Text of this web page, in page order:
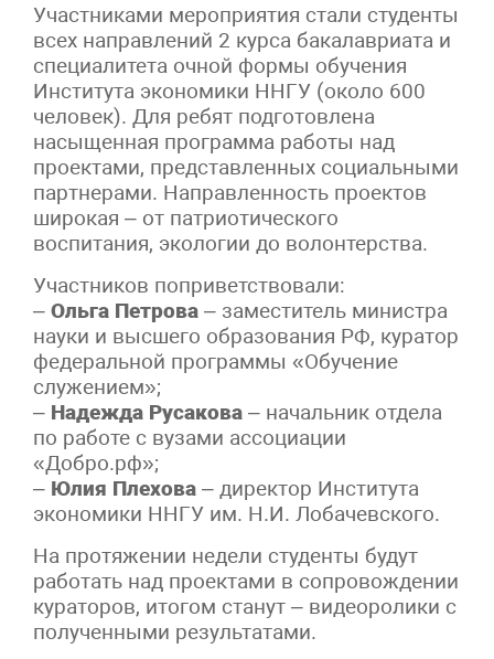
Участниками мероприятия стали студенты
всех направлений 2 курса бакалавриата и
специалитета очной формы обучения
Института экономики ННГУ (около 600
человек). Для ребят подготовлена
насыщенная программа работы над
проектами, представленных социальными
партнерами. Направленность проектов
широкая – от патриотического
воспитания, экологии до волонтерства.
Участников поприветствовали:
– Ольга Петрова – заместитель министра
науки и высшего образования РФ, куратор
федеральной программы «Обучение
служением»;
– Надежда Русакова – начальник отдела
по работе с вузами ассоциации
«Добро.рф»;
– Юлия Плехова – директор Института
экономики ННГУ им. Н.И. Лобачевского.
На протяжении недели студенты будут
работать над проектами в сопровождении
кураторов, итогом станут – видеоролики с
полученными результатами.